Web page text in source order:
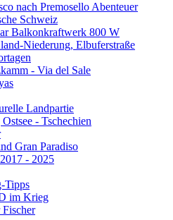
nach Premosello Abenteuer
Schweiz
Balkonkraftwerk 800 W
Niederung, Elbuferstraße
- Via del Sale
Landpartie
- Tschechien
Gran Paradiso
- 2025
Tipps
im Krieg